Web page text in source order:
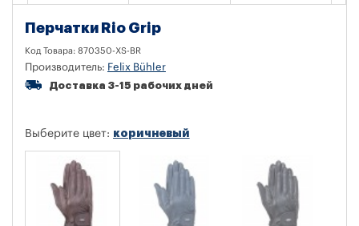
Перчатки Rio Grip
Код Товара: 870350-XS-BR
Производитель: Felix Bühler
Доставка 3-15 рабочих дней
Выберите цвет: коричневый